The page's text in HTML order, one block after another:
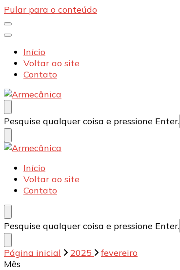
Pular para o conteúdo
Início
Voltar ao site
Contato
Armecânica
Blog
Procurando
algo?
Pesquise qualquer coisa e pressione Enter.
Armecânica
Blog
Início
Voltar ao site
Contato
Procurando
algo?
Pesquise qualquer coisa e pressione Enter.
Página inicial 2025
fevereiro
Mês